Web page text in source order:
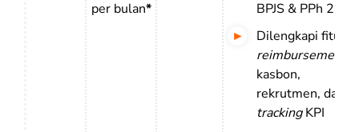
per bulan*
BPJS & PPh 21
Dilengkapi fitur
reimbursement
kasbon,
rekrutmen, dan
trackingKPI